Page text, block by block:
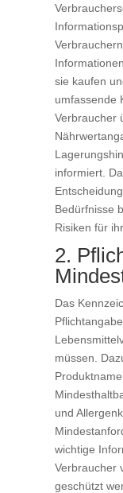
sie kaufen
umfassende
Verbraucher
informiert.
Bedürfnisse
Risiken für
2.
Das
müssen.
und
wichtige
Verbraucher
geschützt